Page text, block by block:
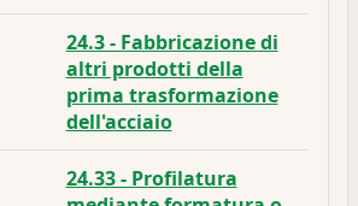
24.3 - Fabbricazione di
altri prodotti della
prima trasformazione
dell'acciaio
24.33 - Profilatura